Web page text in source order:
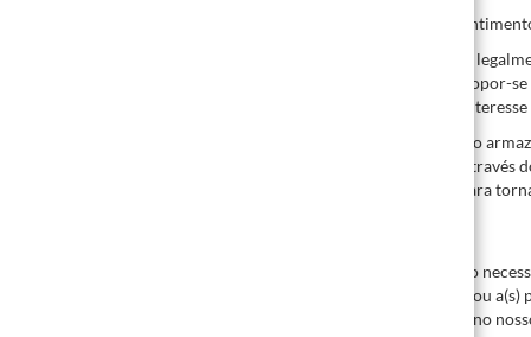
A base legal para a recolha especificada é o
Usaremos os seus dados apenas dentro do âmbito
nossos próprios bens ou serviços similares. Pode
online.de). Neste aspeto, baseamo-nos no nosso
Além dos dados mencionados acima, cookies serão
rígido atribuídos ao navegador que está a usar e
transferir vírus para o seu computador. Servem para
Usamos cookies no nosso website. Tais cookies são
Através dos cookies, podemos rastrear quem visitou
armazenam informações sobre as suas atividades no